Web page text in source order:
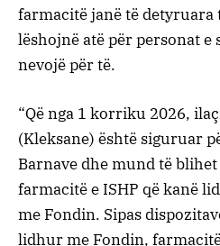
farmacitë janë të detyruara
lëshojnë atë për personat e
nevojë për të.
“Që nga 1 korriku 2026,
(Kleksane) është siguruar
Barnave dhe mund të
farmacitë e ISHP që kanë
me Fondin. Sipas
lidhur me Fondin,